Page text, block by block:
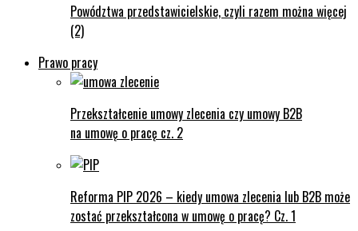
Powództwa przedstawicielskie, czyli razem można więcej
(2)
Prawo pracy
Przekształcenie umowy zlecenia czy umowy B2B
na umowę o pracę cz. 2
Reforma PIP 2026 – kiedy umowa zlecenia lub B2B może
zostać przekształcona w umowę o pracę? Cz. 1